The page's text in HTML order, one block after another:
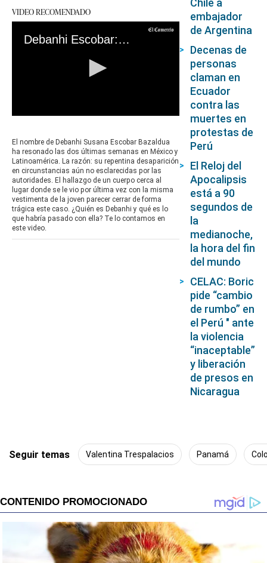
VIDEO RECOMENDADO
Debanhi Escobar: la cronología de la misteriosa desaparición de la joven mexicana
of
0
seconds
El nombre de Debanhi Susana Escobar Bazaldua
ha resonado las dos últimas semanas en México y
Latinoamérica. La razón: su repentina desaparición
en circunstancias aún no esclarecidas por las
autoridades. El hallazgo de un cuerpo cerca al
lugar donde se le vio por última vez con la misma
vestimenta de la joven parecer cerrar de forma
trágica este caso. ¿Quién es Debanhi y qué es lo
que habría pasado con ella? Te lo contamos en
este video.
Chile a
embajador
de Argentina
Decenas de
personas
claman en
Ecuador
contra las
muertes en
protestas de
Perú
El Reloj del
Apocalipsis
está a 90
segundos de
la
medianoche,
la hora del fin
del mundo
CELAC: Boric
pide “cambio
de rumbo” en
el Perú " ante
la violencia
“inaceptable”
y liberación
de presos en
Nicaragua
Seguir temas Valentina Trespalacios Panamá